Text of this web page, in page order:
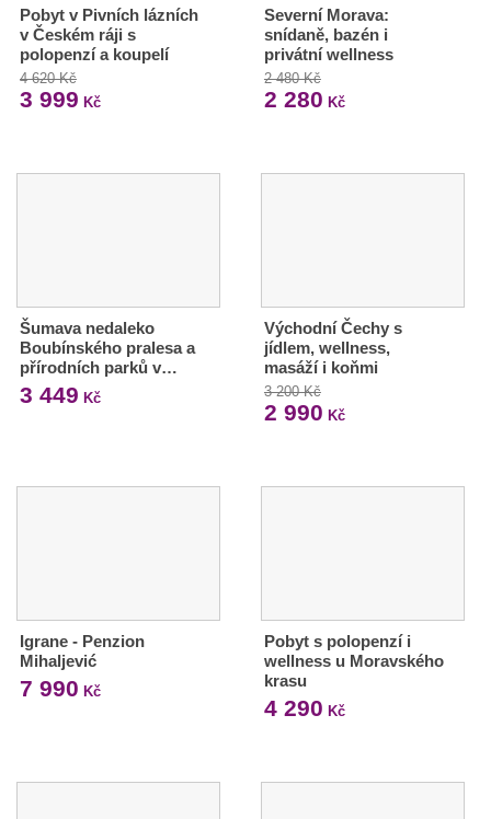
Pobyt v Pivních lázních
v Českém ráji s
polopenzí a koupelí
4 620 Kč
3 999 Kč
Severní Morava:
snídaně, bazén i
privátní wellness
2 480 Kč
2 280 Kč
Šumava nedaleko
Boubínského pralesa a
přírodních parků v…
3 449 Kč
Východní Čechy s
jídlem, wellness,
masáží i koňmi
3 200 Kč
2 990 Kč
Igrane - Penzion
Mihaljević
7 990 Kč
Pobyt s polopenzí i
wellness u Moravského
krasu
4 290 Kč